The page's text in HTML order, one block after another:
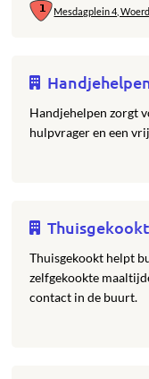
Mesdagplein 4,
Handjehelpen zorgt
hulpvrager en een
Thuisgekookt
Thuisgekookt helpt
zelfgekookte
contact in de buurt.